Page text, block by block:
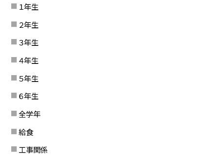
１年生
２年生
３年生
４年生
５年生
６年生
全学年
給食
工事関係